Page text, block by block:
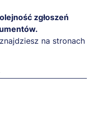
zgłoszeń
na stronach